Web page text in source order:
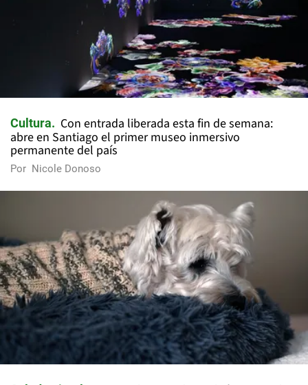
Cultura
Con entrada liberada esta fin de semana:
abre en Santiago el primer museo inmersivo
permanente del país
Por Nicole Donoso